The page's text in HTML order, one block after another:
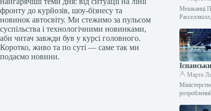
фронту до курйозів, шоу-бізнесу та
новинок автосвіту. Ми стежимо за пульсом
суспільства і технологічними новинками,
аби читач завжди був у курсі головного.
Коротко, живо та по суті — саме так ми
подаємо новини.
Мешканці
Марта